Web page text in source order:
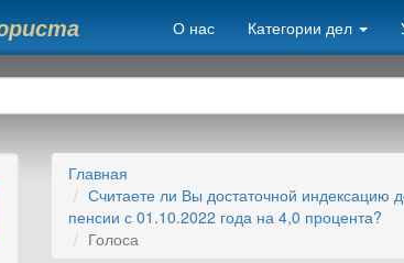
О нас Категории дел
Главная
Считаете ли Вы достаточной индексацию
пенсии с 01.10.2022 года на 4,0 процента?
Голоса